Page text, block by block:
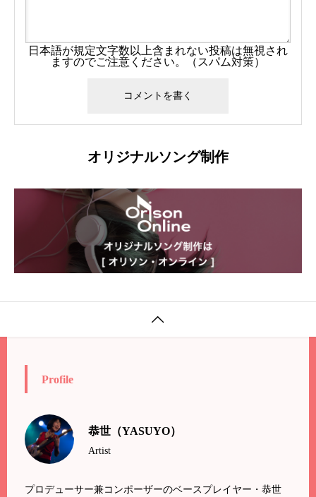
日本語が規定文字数以上含まれない投稿は無視され
ますのでご注意ください。（スパム対策）
オリジナルソング制作

Profile
恭世（YASUYO）
Artist
プロデューサー兼コンポーザーのベースプレイヤー・恭世